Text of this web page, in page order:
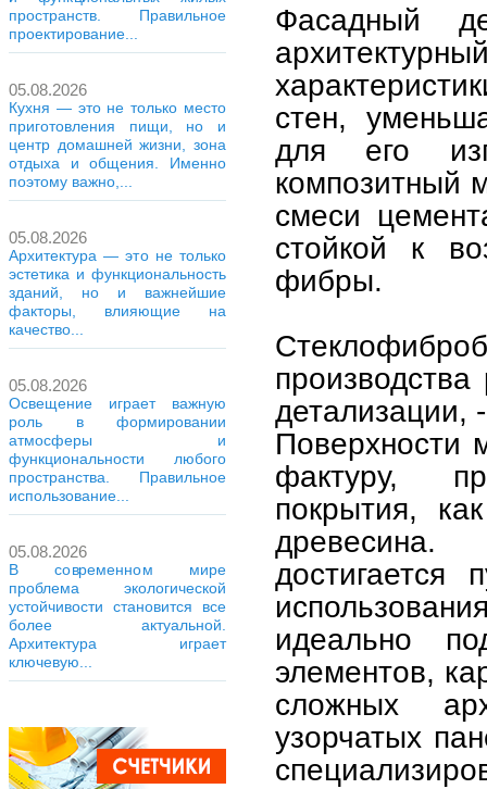
пространств. Правильное
проектирование...
05.08.2026
Кухня — это не только место
приготовления пищи, но и
центр домашней жизни, зона
отдыха и общения. Именно
поэтому важно,...
05.08.2026
Архитектура — это не только
эстетика и функциональность
зданий, но и важнейшие
факторы, влияющие на
качество...
05.08.2026
Освещение играет важную
роль в формировании
атмосферы и
функциональности любого
пространства. Правильное
использование...
05.08.2026
В современном мире
проблема экологической
устойчивости становится все
более актуальной.
Архитектура играет
ключевую...
Фасадный
стен,
для его
композитный
смеси
стойкой к
фибры.
детализации,
Поверхности
фактуру,
покрытия,
древесина.
достигается
идеально
элементов,
сложных
узорчатых